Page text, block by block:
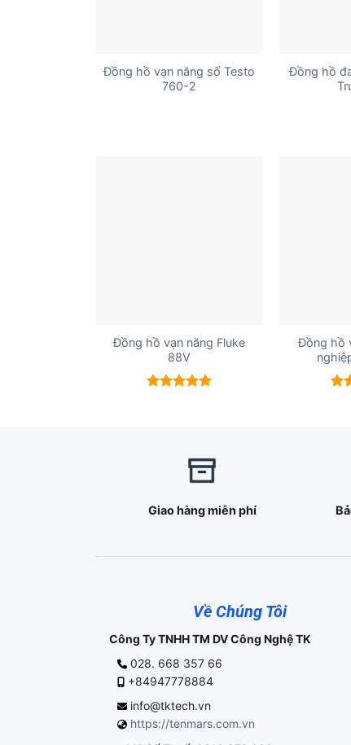
Đồng hồ vạn năng số Testo
760-2
Đồng hồ
Đồng hồ vạn năng Fluke
88V
Đồng hồ
Giao hàng miễn phí
Về Chúng Tôi
Công Ty TNHH TM DV Công Nghệ TK
028. 668 357 66
+84947778884
info@tktech.vn
https://tenmars.com.vn